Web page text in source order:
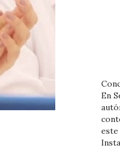
En
este